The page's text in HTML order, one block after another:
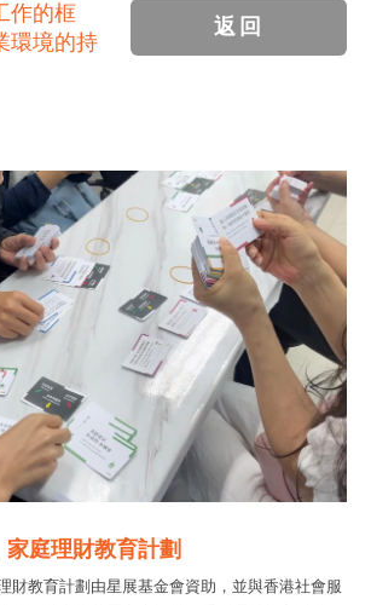
作的框
環境的持
返回
家庭理財教育計劃
財教育計劃由星展基金會資助，並與香港社會服